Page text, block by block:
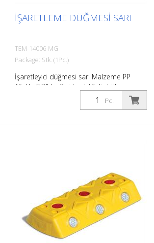
İŞARETLEME DÜĞMESI SARI
TEM-14006-MG
Package: Stk. (1Pc.)
İşaretleyici düğmesi sarı Malzeme PP
Ağırlık: 0,21 kg 2 vida deliği Sabitleme
malzemesi olmadan Otoparkların veya
park yerlerinin kolayca sınırlandırılması
Pc.